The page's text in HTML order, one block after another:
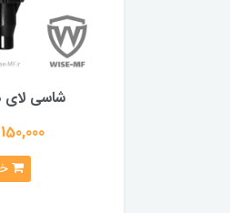
شاسی لای
150,000 تومان
خرید